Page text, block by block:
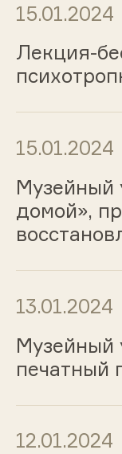
15.01.2024
Лекция-
15.01.2024
Музейный
домой»,
13.01.2024
Музейный
печатный
12.01.2024